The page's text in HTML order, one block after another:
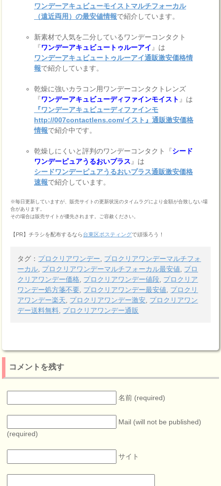
ワンデーアキュビューモイストマルチフォーカル
（遠近両用）の最安値情報で紹介しています。
新素材で人気を二分しているワンデーコンタクト
『ワンデーアキュビュートゥルーアイ 』は
ワンデーアキュビュートゥルーアイ通販激安価格情
報で紹介しています。
乾燥に強いカラコン用ワンデーコンタクトレンズ
『ワンデーアキュビューディファインモイスト 』は
『ワンデーアキュビューディファインモ
http://007contactlens.com/イスト』通販激安価格
情報で紹介中です。
乾燥しにくいと評判のワンデーコンタクト『シード
ワンデーピュアうるおいプラス 』は
シードワンデーピュアうるおいプラス通販激安価格
速報で紹介しています。
※毎日更新していますが、販売サイトの更新状況のタイムラグにより金額が合致しない場
合があります。
その場合は販売サイトが優先されます。ご容赦ください。
【PR】チラシを配布するなら台東区ポスティングで頑張ろう！
タグ： プロクリアワンデー
プロクリアワンデーマルチフォ
ーカル プロクリアワンデーマルチフォーカル最安値
プロ
クリアワンデー価格
プロクリアワンデー値段 プロクリア
ワンデー処方箋不要 プロクリアワンデー最安値
プロクリ
アワンデー楽天
プロクリアワンデー激安 プロクリアワン
デー送料無料 プロクリアワンデー通販
コメントを残す
名前 (required)
Mail (will not be published)
(required)
サイト